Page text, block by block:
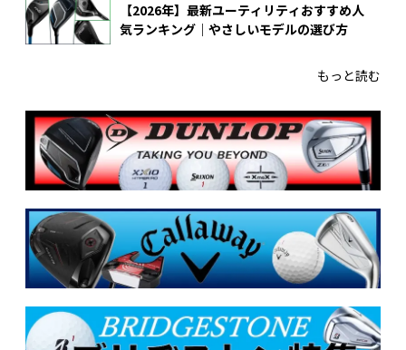
【2026年】最新ユーティリティおすすめ人
気ランキング｜やさしいモデルの選び方
もっと読む